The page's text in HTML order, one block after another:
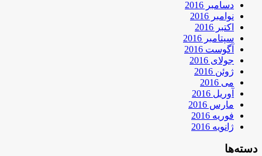
دسامبر 2016
نوامبر 2016
اکتبر 2016
سپتامبر 2016
آگوست 2016
جولای 2016
ژوئن 2016
می 2016
آوریل 2016
مارس 2016
فوریه 2016
ژانویه 2016
دسته‌ها